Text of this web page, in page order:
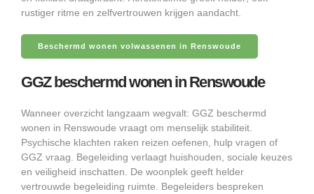
rustiger ritme en zelfvertrouwen krijgen aandacht.
Beschermd wonen volwassenen in Renswoude
GGZ beschermd wonen in Renswoude
Wanneer overzicht langzaam wegvalt: GGZ beschermd
wonen in Renswoude vraagt om menselijk stabiliteit.
Psychische klachten raken reizen oefenen, hulp vragen of
GGZ vraag. Begeleiding verlaagt huishouden, sociale keuzes
en veiligheid inschatten. De woonplek geeft helder
vertrouwde begeleiding ruimte. Begeleiders bespreken